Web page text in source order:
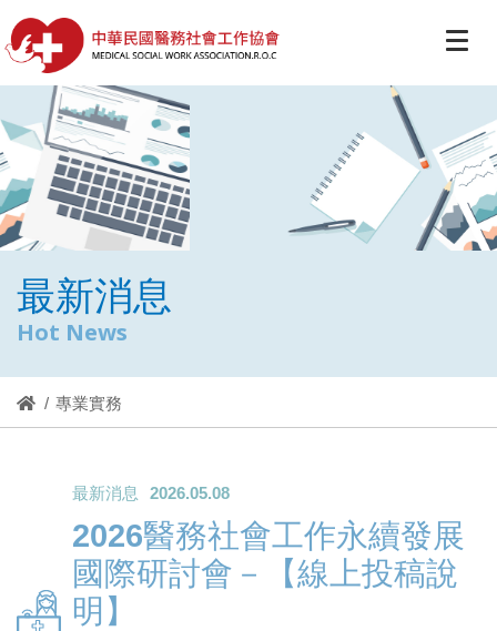
最新消息
Hot News
專業實務
最新消息 2026.05.08
2026醫務社會工作永續發展
國際研討會－【線上投稿說
明】